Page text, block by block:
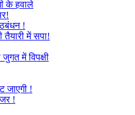
के हवाले
!
में सपा!
में विपक्षी
जाएगी !
!